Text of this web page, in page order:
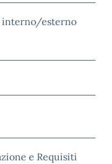
interno/esterno
e Requisiti